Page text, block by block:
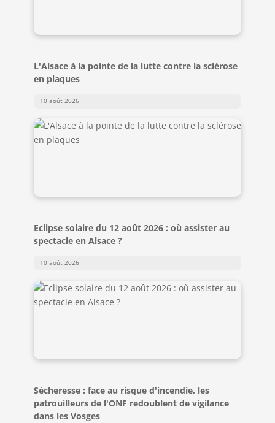
L'Alsace à la pointe de la lutte contre la sclérose
en plaques
10 août 2026
Eclipse solaire du 12 août 2026 : où assister au
spectacle en Alsace ?
10 août 2026
Sécheresse : face au risque d'incendie, les
patrouilleurs de l'ONF redoublent de vigilance
dans les Vosges